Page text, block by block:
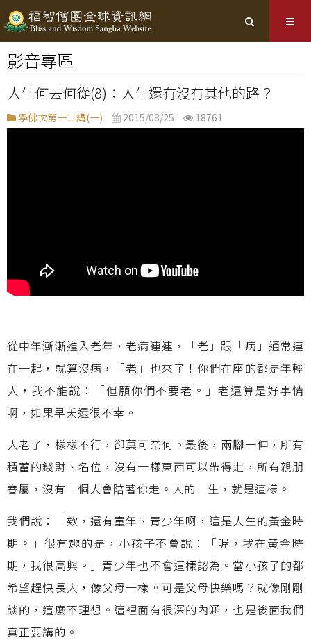
影音專區
人生何去何從(8)：人生還有沒有其他的路？
學佛次第十二講(一) 2015/08/25 18761
從中年漸漸進入老年，老病連連，「老」跟「病」通常連
在一起，就算沒病，「老」也來了！你們在座的都是年輕
人，我不能說：「但願你們不要老。」老還算是好事情
啊，如果早夭還很不幸。
人老了，樣樣不行，卻莫可奈何。最後，兩腳一伸，所有
積蓄的錢財、名位，沒有一樣東西可以帶得走，所有親朋
眷屬，沒有一個人會陪著你走。人的一生，就是這樣。
我們說：「欸，還有童年、青少年啊，這是人生的黃金時
期。」很有趣的是，小孩子不會說：「喔，我在黃金時
期，我很高興。」青少年也不會這樣認為。當小孩子的都
希望趕快長大，像父母一樣。可是父母快樂嗎？就像剛剛
談的，這麼不理想。這裡面有很深的內涵，也是後面我們
真正要講的。